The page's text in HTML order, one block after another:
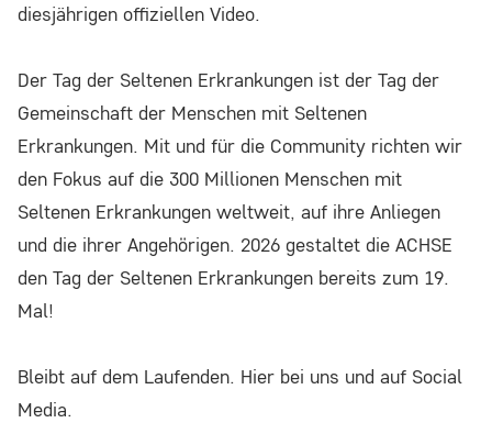
diesjährigen offiziellen Video.
Der Tag der Seltenen Erkrankungen ist der Tag der
Gemeinschaft der Menschen mit Seltenen
Erkrankungen. Mit und für die Community richten wir
den Fokus auf die 300 Millionen Menschen mit
Seltenen Erkrankungen weltweit, auf ihre Anliegen
und die ihrer Angehörigen. 2026 gestaltet die ACHSE
den Tag der Seltenen Erkrankungen bereits zum 19.
Mal!
Bleibt auf dem Laufenden. Hier bei uns und auf Social
Media.
Google Analytics
Name:
_ga, _gid, _gat
Anbieter:
Zweck:
Wir verwenden Google Analytics, um die